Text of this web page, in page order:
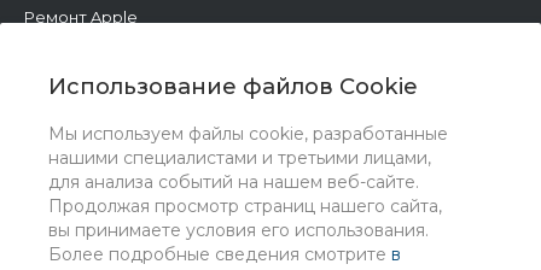
Использование файлов Cookie
Мы используем файлы cookie, разработанные
нашими специалистами и третьими лицами,
для анализа событий на нашем веб-сайте.
Продолжая просмотр страниц нашего сайта,
вы принимаете условия его использования.
Более подробные сведения смотрите в
Ремонт Apple